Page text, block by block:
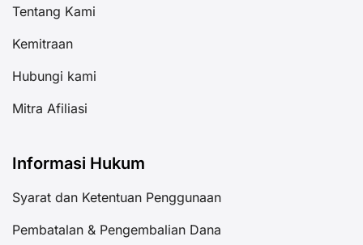
Tentang Kami
Kemitraan
Hubungi kami
Mitra Afiliasi
Informasi Hukum
Syarat dan Ketentuan Penggunaan
Pembatalan & Pengembalian Dana